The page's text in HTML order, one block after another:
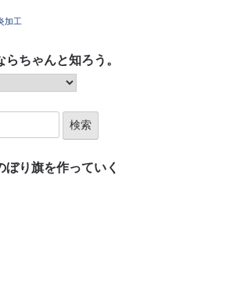
加工
ちゃんと知ろう。
ぼり旗を作っていく